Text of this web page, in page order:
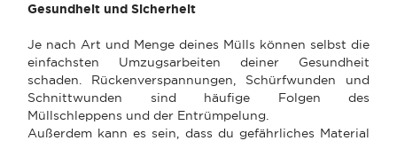
Gesundheit und Sicherheit
Je nach Art und Menge deines Mülls können selbst die
einfachsten Umzugsarbeiten deiner Gesundheit
schaden. Rückenverspannungen, Schürfwunden und
Schnittwunden sind häufige Folgen des
Müllschleppens und der Entrümpelung.
Außerdem kann es sein, dass du gefährliches Material